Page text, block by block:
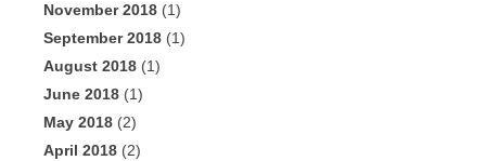
November 2018 (1)
September 2018 (1)
August 2018 (1)
June 2018 (1)
May 2018 (2)
April 2018 (2)